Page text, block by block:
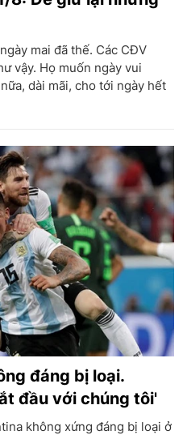
mai đã thế. Các CĐV
vậy. Họ muốn ngày vui
dài mãi, cho tới ngày hết
đáng bị loại.
đầu với chúng tôi'
không xứng đáng bị loại ở